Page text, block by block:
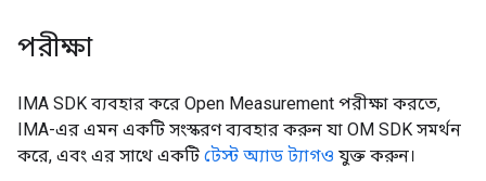
পরীক্ষা
IMA SDK ব্যবহার করে Open Measurement পরীক্ষা করতে,
IMA-এর এমন একটি সংস্করণ ব্যবহার করুন যা OM SDK সমর্থন
করে, এবং এর সাথে একটি টেস্ট অ্যাড ট্যাগও যুক্ত করুন।